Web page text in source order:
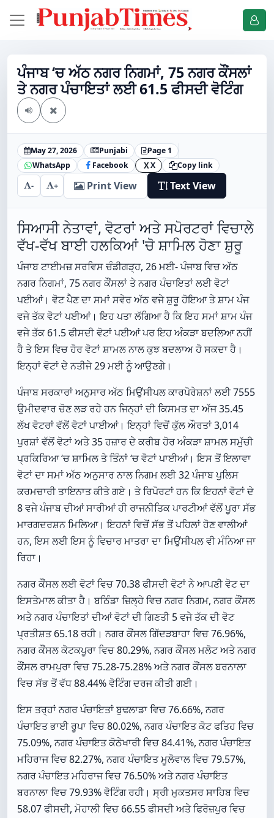
ਪੰਜਾਬ ‘ਚ ਅੱਠ ਨਗਰ ਨਿਗਮਾਂ, 75 ਨਗਰ ਕੌਂਸਲਾਂ
ਤੇ ਨਗਰ ਪੰਚਾਇਤਾਂ ਲਈ 61.5 ਫੀਸਦੀ ਵੋਟਿੰਗ
May 27, 2026 Punjabi
Page 1
WhatsApp
Facebook X X Copy link
- + Print View Text View
ਸਿਆਸੀ ਨੇਤਾਵਾਂ, ਵੋਟਰਾਂ ਅਤੇ ਸਪੋਰਟਰਾਂ ਵਿਚਾਲੇ
ਵੱਖ-ਵੱਖ ਬਾਈ ਹਲਕਿਆਂ 'ਚੋ ਸ਼ਾਮਿਲ ਹੋਣਾ ਸ਼ੁਰੂ
ਪੰਜਾਬ ਟਾਈਮਜ਼ ਸਰਵਿਸ ਚੰਡੀਗੜ੍ਹ, 26 ਮਈ- ਪੰਜਾਬ ਵਿਚ ਅੱਠ
ਨਗਰ ਨਿਗਮਾਂ, 75 ਨਗਰ ਕੌਂਸਲਾਂ ਤੇ ਨਗਰ ਪੰਚਾਇਤਾਂ ਲਈ ਵੋਟਾਂ
ਪਈਆਂ। ਵੋਟ ਪੈਣ ਦਾ ਸਮਾਂ ਸਵੇਰ ਅੱਠ ਵਜੇ ਸ਼ੁਰੂ ਹੋਇਆ ਤੇ ਸ਼ਾਮ ਪੰਜ
ਵਜੇ ਤੱਕ ਵੋਟਾਂ ਪਈਆਂ। ਇਹ ਪਤਾ ਲੱਗਿਆ ਹੈ ਕਿ ਇਹ ਸਮਾਂ ਸ਼ਾਮ ਪੰਜ
ਵਜੇ ਤੱਕ 61.5 ਫੀਸਦੀ ਵੋਟਾਂ ਪਈਆਂ ਪਰ ਇਹ ਅੰਕੜਾ ਬਦਲਿਆ ਨਹੀਂ
ਹੈ ਤੇ ਇਸ ਵਿਚ ਹੋਰ ਵੋਟਾਂ ਸ਼ਾਮਲ ਨਾਲ ਕੁਝ ਬਦਲਾਅ ਹੋ ਸਕਦਾ ਹੈ।
ਇਨ੍ਹਾਂ ਵੋਟਾਂ ਦੇ ਨਤੀਜੇ 29 ਮਈ ਨੂੰ ਆਉਣਗੇ।
ਪੰਜਾਬ ਸਰਕਾਰਾਂ ਅਨੁਸਾਰ ਅੱਠ ਮਿਉਂਸੀਪਲ ਕਾਰਪੋਰੇਸ਼ਨਾਂ ਲਈ 7555
ਉਮੀਦਵਾਰ ਚੋਣ ਲੜ ਰਹੇ ਹਨ ਜਿਨ੍ਹਾਂ ਦੀ ਕਿਸਮਤ ਦਾ ਅੱਜ 35.45
ਲੱਖ ਵੋਟਰਾਂ ਵੱਲੋਂ ਵੋਟਾਂ ਪਾਈਆਂ। ਇਨ੍ਹਾਂ ਵਿਚੋਂ ਕੁੱਲ ਔਰਤਾਂ 3,014
ਪੁਰਸ਼ਾਂ ਵੱਲੋਂ ਵੋਟਾਂ ਅਤੇ 35 ਹਜ਼ਾਰ ਦੇ ਕਰੀਬ ਹੋਰ ਅੰਕੜਾ ਸ਼ਾਮਲ ਸਮੁੱਚੀ
ਪ੍ਰਕਿਰਿਆ ‘ਚ ਸ਼ਾਮਿਲ ਤੇ ਤਿੰਨਾਂ ‘ਚ ਵੋਟਾਂ ਪਾਈਆਂ। ਇਸ ਤੋਂ ਇਲਾਵਾ
ਵੋਟਾਂ ਦਾ ਸਮਾਂ ਅੱਠ ਅਨੁਸਾਰ ਨਾਲ ਨਿਗਮ ਲਈ 32 ਪੰਜਾਬ ਪੁਲਿਸ
ਕਰਮਚਾਰੀ ਤਾਇਨਾਤ ਕੀਤੇ ਗਏ। ਤੇ ਰਿਪੋਰਟਾਂ ਹਨ ਕਿ ਇਹਨਾਂ ਵੋਟਾਂ ਦੇ
8 ਵਜੇ ਪੰਜਾਬ ਦੀਆਂ ਸਾਰੀਆਂ ਹੀ ਰਾਜਨੀਤਿਕ ਪਾਰਟੀਆਂ ਵੱਲੋਂ ਪੂਰਾ ਸੱਭ
ਮਾਰਗਦਰਸ਼ਨ ਮਿਲਿਆ। ਇਹਨਾਂ ਵਿਚੋਂ ਸੱਭ ਤੋਂ ਪਹਿਲਾਂ ਹੋਣ ਵਾਲੀਆਂ
ਹਨ, ਇਸ ਲਈ ਇਸ ਨੂੰ ਵਿਚਾਰ ਮਾਤਰਾ ਦਾ ਮਿਉਂਸੀਪਲ ਵੀ ਮੰਨਿਆ ਜਾ
ਰਿਹਾ।
ਨਗਰ ਕੌਂਸਲ ਲਈ ਵੋਟਾਂ ਵਿਚ 70.38 ਫੀਸਦੀ ਵੋਟਾਂ ਨੇ ਆਪਣੀ ਵੋਟ ਦਾ
ਇਸਤੇਮਾਲ ਕੀਤਾ ਹੈ। ਬਠਿੰਡਾ ਜ਼ਿਲ੍ਹੇ ਵਿਚ ਨਗਰ ਨਿਗਮ, ਨਗਰ ਕੌਂਸਲ
ਅਤੇ ਨਗਰ ਪੰਚਾਇਤਾਂ ਦੀਆਂ ਵੋਟਾਂ ਦੀ ਗਿਣਤੀ 5 ਵਜੇ ਤੱਕ ਦੀ ਵੋਟ
ਪ੍ਰਤੀਸ਼ਤ 65.18 ਰਹੀ। ਨਗਰ ਕੌਂਸਲ ਗਿੱਦੜਬਾਹਾ ਵਿਚ 76.96%,
ਨਗਰ ਕੌਂਸਲ ਕੋਟਕਪੂਰਾ ਵਿਚ 80.29%, ਨਗਰ ਕੌਂਸਲ ਮਲੋਟ ਅਤੇ ਨਗਰ
ਕੌਂਸਲ ਰਾਮਪੁਰਾ ਵਿਚ 75.28-75.28% ਅਤੇ ਨਗਰ ਕੌਂਸਲ ਬਰਨਾਲਾ
ਵਿਚ ਸੱਭ ਤੋਂ ਵੱਧ 88.44% ਵੋਟਿੰਗ ਦਰਜ ਕੀਤੀ ਗਈ।
ਇਸ ਤਰ੍ਹਾਂ ਨਗਰ ਪੰਚਾਇਤਾਂ ਬੁਢਲਾਡਾ ਵਿਚ 76.66%, ਨਗਰ
ਪੰਚਾਇਤ ਭਾਈ ਰੂਪਾ ਵਿਚ 80.02%, ਨਗਰ ਪੰਚਾਇਤ ਕੋਟ ਫਤਿਹ ਵਿਚ
75.09%, ਨਗਰ ਪੰਚਾਇਤ ਕੋਠੇਖਾਰੀ ਵਿਚ 84.41%, ਨਗਰ ਪੰਚਾਇਤ
ਮਹਿਰਾਜ ਵਿਚ 82.27%, ਨਗਰ ਪੰਚਾਇਤ ਮੂਲੋਵਾਲ ਵਿਚ 79.57%,
ਨਗਰ ਪੰਚਾਇਤ ਮਹਿਰਾਜ ਵਿਚ 76.50% ਅਤੇ ਨਗਰ ਪੰਚਾਇਤ
ਬਰਨਾਲਾ ਵਿਚ 79.93% ਵੋਟਿੰਗ ਰਹੀ। ਸ੍ਰੀ ਮੁਕਤਸਰ ਸਾਹਿਬ ਵਿਚ
58.07 ਫੀਸਦੀ, ਮੋਹਾਲੀ ਵਿਚ 66.55 ਫੀਸਦੀ ਅਤੇ ਫਿਰੋਜ਼ਪੁਰ ਵਿਚ